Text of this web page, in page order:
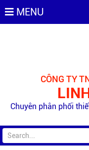
MENU
CÔNG TY
Chuyên phân phối